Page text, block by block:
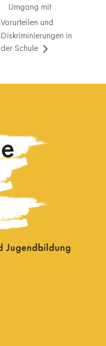
Umgang mit
Vorurteilen und
Diskriminierungen in
der Schule